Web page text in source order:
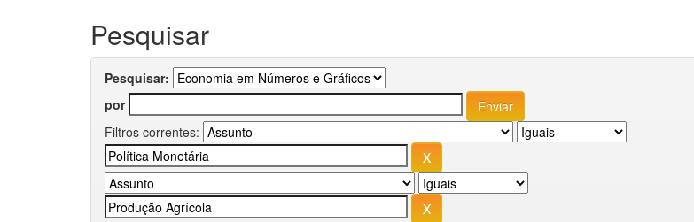
Pesquisar
Pesquisar:
por
Filtros correntes: